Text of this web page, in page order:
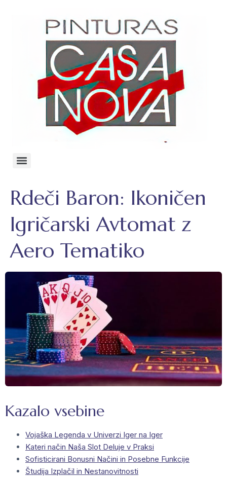
Rdeči Baron: Ikoničen
Igričarski Avtomat z
Aero Tematiko
Kazalo vsebine
Vojaška Legenda v Univerzi Iger na Iger
Kateri način Naša Slot Deluje v Praksi
Sofisticirani Bonusni Načini in Posebne Funkcije
Študija Izplačil in Nestanovitnosti